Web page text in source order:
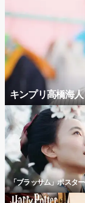
キンプリ高橋海
「ブラッサム」ポスタ